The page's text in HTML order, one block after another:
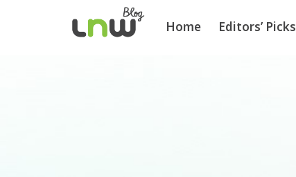
Home Editors’ Picks